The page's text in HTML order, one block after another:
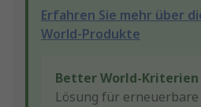
Erfahren Sie mehr über
World-Produkte
Better World-Kriterien
Lösung für